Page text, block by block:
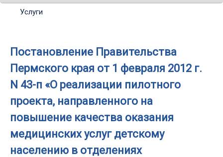
Услуги
Постановление Правительства
Пермского края от 1 февраля 2012 г.
N 43-п «О реализации пилотного
проекта, направленного на
повышение качества оказания
медицинских услуг детскому
населению в отделениях